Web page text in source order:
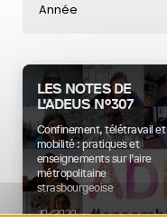
Année
LES NOTES DE
L'ADEUS N°307
Confinement, télétravail et
mobilité : pratiques et
enseignements sur l’aire
métropolitaine
strasbourgeoise
10/2020